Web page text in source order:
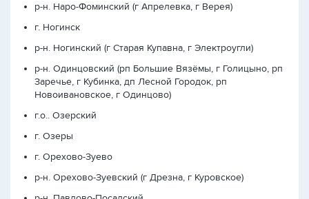
р-н. Наро-Фоминский (г Апрелевка, г Верея)
г. Ногинск
р-н. Ногинский (г Старая Купавна, г Электроугли)
р-н. Одинцовский (рп Большие Вязёмы, г Голицыно, рп
Заречье, г Кубинка, дп Лесной Городок, рп
Новоивановское, г Одинцово)
г.о.. Озерский
г. Озеры
г. Орехово-Зуево
р-н. Орехово-Зуевский (г Дрезна, г Куровское)